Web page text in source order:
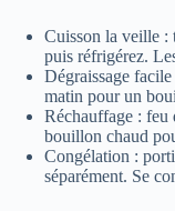
Cuisson la veille :
puis réfrigérez.
Dégraissage
matin pour un
Réchauffage : feu
bouillon chaud
Congélation :
séparément. Se